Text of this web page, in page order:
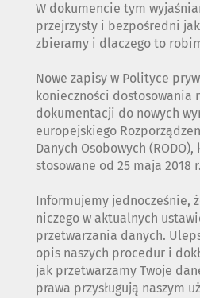
W dokumencie tym
przejrzysty i bezpośredni
zbieramy i dlaczego to
Nowe zapisy w Polityce
konieczności dostosowania
dokumentacji do nowych
europejskiego
Danych Osobowych
stosowane od 25 maja 2018 r.
Informujemy jednocześnie,
niczego w aktualnych
przetwarzania danych.
opis naszych procedur i
jak przetwarzamy Twoje
prawa przysługują naszym